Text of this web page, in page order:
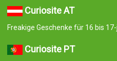
Curiosite AT
Freakige Geschenke für 16 bis
Curiosite PT